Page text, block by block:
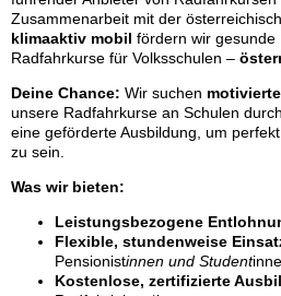
Zusammenarbeit mit der
klimaaktiv mobil fördern wir gesunde
Radfahrkurse für Volksschulen –
Deine Chance: Wir suchen
unsere Radfahrkurse an Schulen
eine geförderte Ausbildung, um
zu sein.
Was wir bieten:
Leistungsbezogene
Flexible, stundenweise
Pensionistinnen und Student
Kostenlose, zertifizierte